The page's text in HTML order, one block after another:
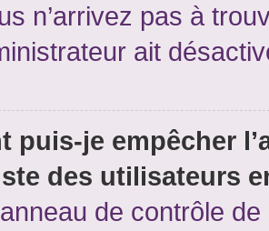
n’arrivez pas à
ait
puis-je empêcher
des utilisateurs
de contrôle